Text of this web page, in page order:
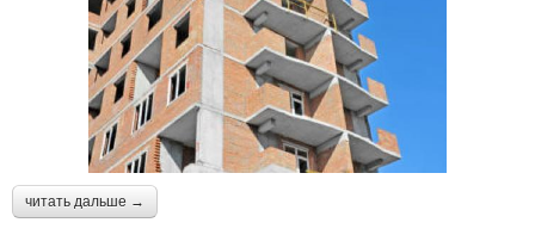
читать дальше →